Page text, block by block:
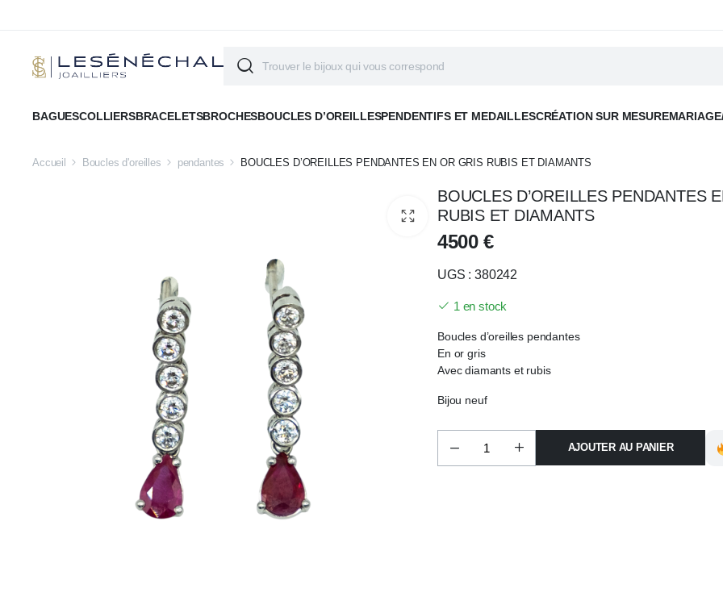
BAGUESCOLLIERSBRACELETSBROCHESBOUCLES D’OREILLESPENDENTIFS ET MEDAILLESCRÉATION SUR MESURE
Accueil Boucles d'oreilles pendantes BOUCLES D’OREILLES PENDANTES EN OR GRIS RUBIS ET DIAMANTS
BOUCLES D’OREILLES PENDANTES
RUBIS ET DIAMANTS
4500 €
UGS : 380242
1 en stock
Boucles d’oreilles pendantes
En or gris
Avec diamants et rubis
Bijou neuf
AJOUTER AU PANIER